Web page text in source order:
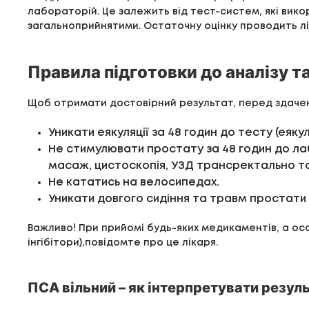
лабораторій. Це залежить від тест-систем, які
загальноприйнятими. Остаточну оцінку проводить
Правила підготовки до аналізу
Щоб отримати достовірний результат, перед
Уникати еякуляції за 48 годин до тесту
Не стимулювати простату за 48 годин до
масаж, цистоскопія, УЗД трансректально
Не кататись на велосипедах.
Уникати довгого сидіння та травм
Важливо! При прийомі будь-яких медикаментів, а
інгібітори),повідомте про це лікаря.
ПСА вільний – як інтерпретувати